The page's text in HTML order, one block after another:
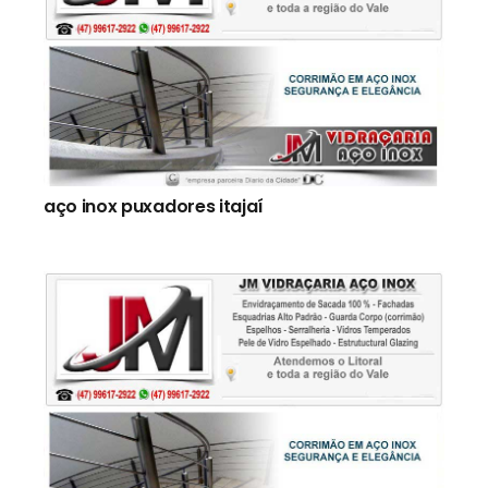
aço inox puxadores itajaí
Novidaes
Escada aço inox para piscina itajaí
Escada aço inox para residencia itajaí
Escada de inox com vidro itajaí
Fabricação de Escadas Aço Inox itajaí
Escadas de Aço Inox itajaí
itajaí Puxador aço inox
Escada aço inox itajaí